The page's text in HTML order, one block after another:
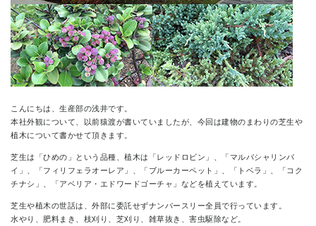
こんにちは、生産部の浅井です。
本社外観について、以前猿渡が書いていましたが、今回は建物のまわりの芝生や
植木について書かせて頂きます。
芝生は「ひめの」という品種、植木は「レッドロビン」、「マルバシャリンバ
イ」、「フィリフェラオーレア」、「ブルーカーペット」、「トベラ」、「コク
チナシ」、「アベリア・エドワードゴーチャ」などを植えています。
芝生や植木の世話は、外部に委託せずナンバースリー全員で行っています。
水やり、肥料まき、枝刈り、芝刈り、雑草抜き、害虫駆除など。